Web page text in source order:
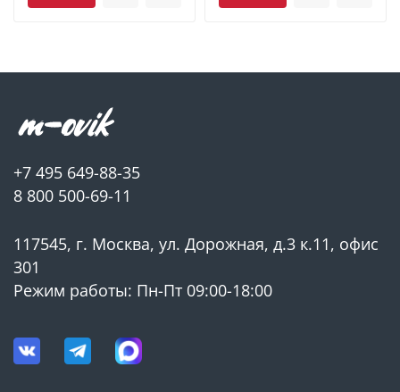
+7 495 649-88-35
8 800 500-69-11
117545, г. Москва, ул. Дорожная, д.3 к.11, офис
301
Режим работы: Пн-Пт 09:00-18:00